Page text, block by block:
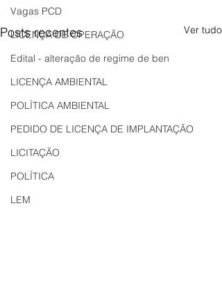
Vagas PCD
LICENÇA DE OPERAÇÃO
Edital - alteração de regime de ben
LICENÇA AMBIENTAL
POLÍTICA AMBIENTAL
PEDIDO DE LICENÇA DE IMPLANTAÇÃO
LICITAÇÃO
POLÍTICA
LEM
Posts recentes Ver tudo